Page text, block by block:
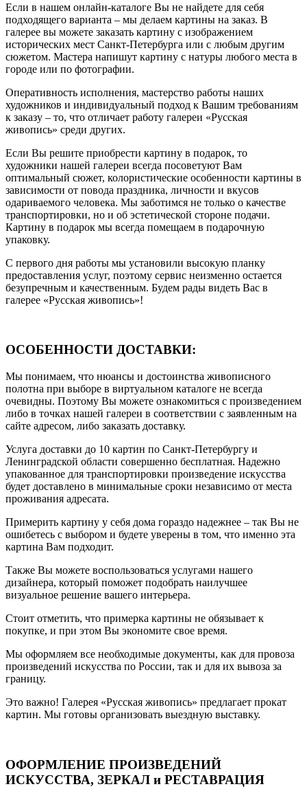
Если в нашем онлайн-каталоге Вы не найдете для себя
подходящего варианта – мы делаем картины на заказ. В
галерее вы можете заказать картину с изображением
исторических мест Санкт-Петербурга или с любым другим
сюжетом. Мастера напишут картину с натуры любого места в
городе или по фотографии.
Оперативность исполнения, мастерство работы наших
художников и индивидуальный подход к Вашим требованиям
к заказу – то, что отличает работу галереи «Русская
живопись» среди других.
Если Вы решите приобрести картину в подарок, то
художники нашей галереи всегда посоветуют Вам
оптимальный сюжет, колористические особенности картины в
зависимости от повода праздника, личности и вкусов
одариваемого человека. Мы заботимся не только о качестве
транспортировки, но и об эстетической стороне подачи.
Картину в подарок мы всегда помещаем в подарочную
упаковку.
С первого дня работы мы установили высокую планку
предоставления услуг, поэтому сервис неизменно остается
безупречным и качественным. Будем рады видеть Вас в
галерее «Русская живопись»!
ОСОБЕННОСТИ ДОСТАВКИ:
Мы понимаем, что нюансы и достоинства живописного
полотна при выборе в виртуальном каталоге не всегда
очевидны. Поэтому Вы можете ознакомиться с произведением
либо в точках нашей галереи в соответствии с заявленным на
сайте адресом, либо заказать доставку.
Услуга доставки до 10 картин по Санкт-Петербургу и
Ленинградской области совершенно бесплатная. Надежно
упакованное для транспортировки произведение искусства
будет доставлено в минимальные сроки независимо от места
проживания адресата.
Примерить картину у себя дома гораздо надежнее – так Вы не
ошибетесь с выбором и будете уверены в том, что именно эта
картина Вам подходит.
Также Вы можете воспользоваться услугами нашего
дизайнера, который поможет подобрать наилучшее
визуальное решение вашего интерьера.
Стоит отметить, что примерка картины не обязывает к
покупке, и при этом Вы экономите свое время.
Мы оформляем все необходимые документы, как для провоза
произведений искусства по России, так и для их вывоза за
границу.
Это важно! Галерея «Русская живопись» предлагает прокат
картин. Мы готовы организовать выездную выставку.
ОФОРМЛЕНИЕ ПРОИЗВЕДЕНИЙ
ИСКУССТВА, ЗЕРКАЛ и РЕСТАВРАЦИЯ